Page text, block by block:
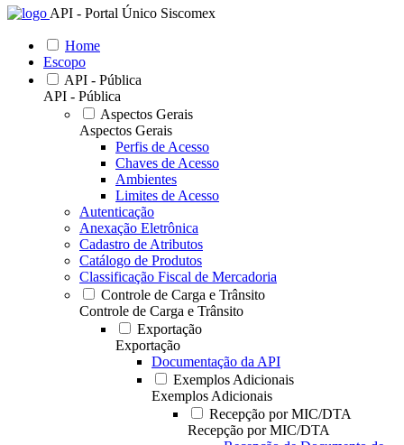
API - Portal Único Siscomex
Home
Escopo
API - Pública
API - Pública
Aspectos Gerais
Aspectos Gerais
Perfis de Acesso
Chaves de Acesso
Ambientes
Limites de Acesso
Autenticação
Anexação Eletrônica
Cadastro de Atributos
Catálogo de Produtos
Classificação Fiscal de Mercadoria
Controle de Carga e Trânsito
Controle de Carga e Trânsito
Exportação
Exportação
Documentação da API
Exemplos Adicionais
Exemplos Adicionais
Recepção por MIC/DTA
Recepção por MIC/DTA